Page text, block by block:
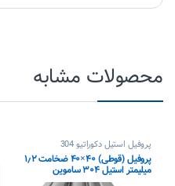
محصولات مشابه
پروفیل استیل دکوراتیو 304
پروفیل (قوطی) ۴۰×۴۰ ضخامت ۱٫۲
میلیمتر استیل ۳۰۴ ساموین